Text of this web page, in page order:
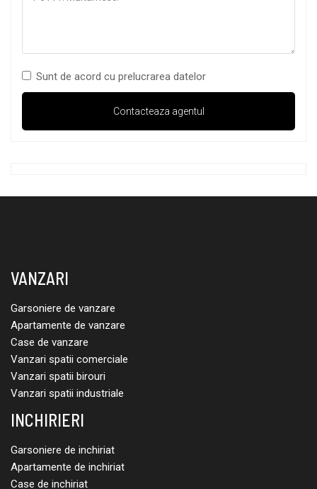
Sunt de acord cu prelucrarea datelor
VANZARI
Garsoniere de vanzare
Apartamente de vanzare
Case de vanzare
Vanzari spatii comerciale
Vanzari spatii birouri
Vanzari spatii industriale
INCHIRIERI
Garsoniere de inchiriat
Apartamente de inchiriat
Case de inchiriat